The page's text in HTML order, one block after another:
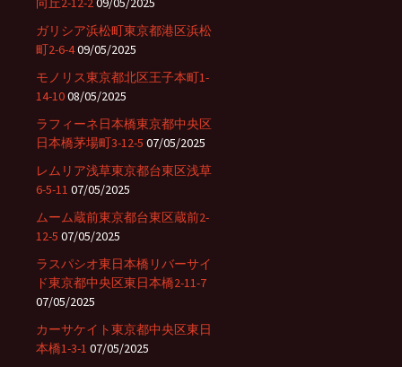
ガリシア浜松町東京都港区浜松
町2-6-409/05/2025
モノリス東京都北区王子本町1-
14-1008/05/2025
ラフィーネ日本橋東京都中央区
日本橋茅場町3-12-5 07/05/2025
レムリア浅草東京都台東区浅草
6-5-11 07/05/2025
ムーム蔵前東京都台東区蔵前2-
12-5 07/05/2025
ラスパシオ東日本橋リバーサイ
ド東京都中央区東日本橋2-11-7
07/05/2025
カーサケイト東京都中央区東日
本橋1-3-1 07/05/2025